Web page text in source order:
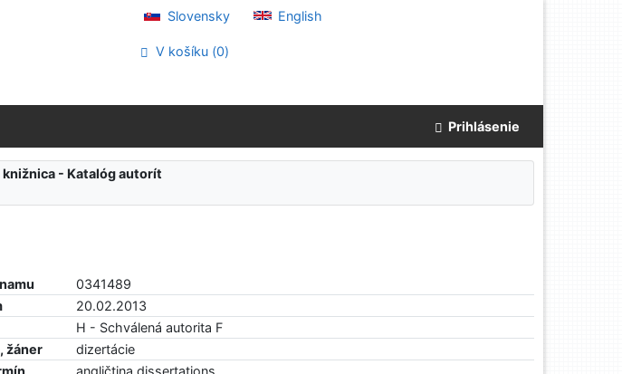
Slovensky English
V košíku (0)
Prihlásenie
- Katalóg autorít
0341489
20.02.2013
H - Schválená autorita F
žáner
dizertácie
angličtina dissertations